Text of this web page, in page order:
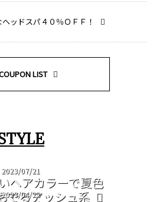
ッドスパ４０％ＯＦＦ！
LIST
2023/07/21
ヘアカラーで夏色
でるアッシュ系
2023/04/22